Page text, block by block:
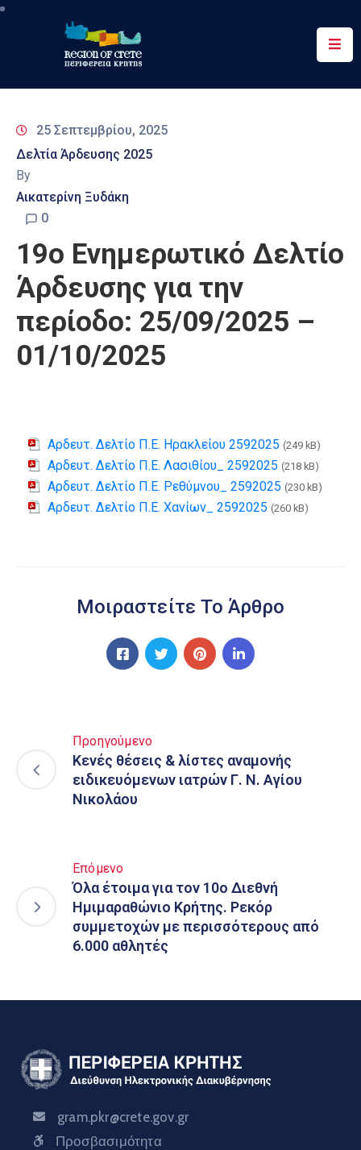
Περιφέρεια
&
Δράσεις
Ψηφιακές
Επικοινωνία
25 Σεπτεμβρίου, 2025
Δελτία Άρδευσης 2025
By
Αικατερίνη Ξυδάκη
0
19ο Ενημερωτικό Δελτίο
Άρδευσης για την
περίοδο: 25/09/2025 –
01/10/2025
Αρδευτ. Δελτίο Π.Ε. Ηρακλείου 2592025 (249 kB)
Αρδευτ. Δελτίο Π.Ε. Λασιθίου_ 2592025 (218 kB)
Αρδευτ. Δελτίο Π.Ε. Ρεθύμνου_ 2592025 (230 kB)
Αρδευτ. Δελτίο Π.Ε. Χανίων_ 2592025 (260 kB)
Μοιραστείτε Το Άρθρο
Προηγούμενο
Κενές θέσεις & λίστες αναμονής
ειδικευόμενων ιατρών Γ. Ν. Αγίου
Νικολάου
Επόμενο
Όλα έτοιμα για τον 10ο Διεθνή
Ημιμαραθώνιο Κρήτης. Ρεκόρ
συμμετοχών με περισσότερους από
6.000 αθλητές
gram.pkr@crete.gov.gr
Προσβασιμότητα